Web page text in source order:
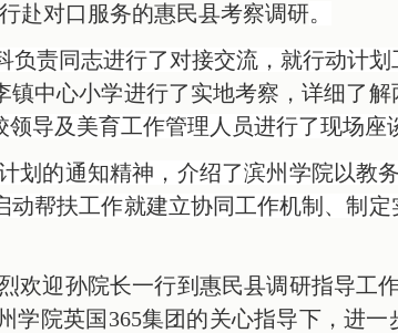
赴对口服务的惠民县考察调研。
责同志进行了对接交流，就行动计
镇中心小学进行了实地考察，详细了
导及美育工作管理人员进行了现场座
划 的通知精神，介绍了滨州学院以教
帮扶工作就建立协同工作机制、制
迎孙院长一行到惠民县调研指导工
院英国365集团的关心指导下，进一